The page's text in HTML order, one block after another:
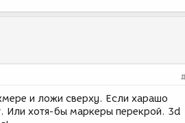
и ложи сверху. Если харашо
Или хотя-бы маркеры перекрой. 3d